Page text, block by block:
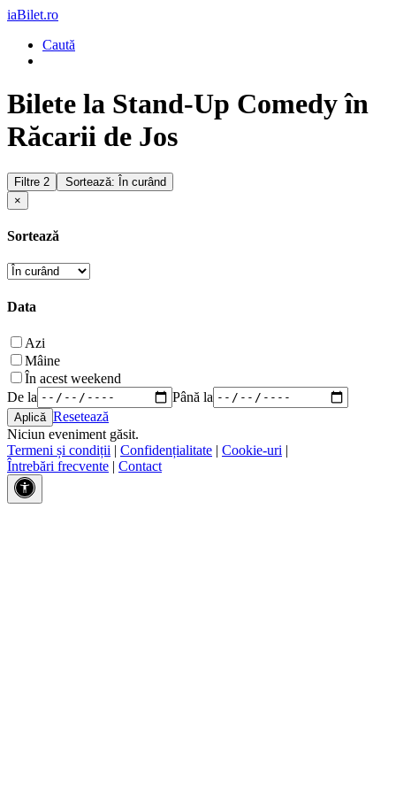
iaBilet.ro
Caută
Bilete la Stand-Up Comedy în
Răcarii de Jos
Filtre 2
Sortează: În curând
×
Sortează
Data
Azi
Mâine
În acest weekend
De la
Până la
Resetează
Niciun eveniment găsit.
Termeni și condiții | Confidențialitate | Cookie-uri |
Întrebări frecvente | Contact